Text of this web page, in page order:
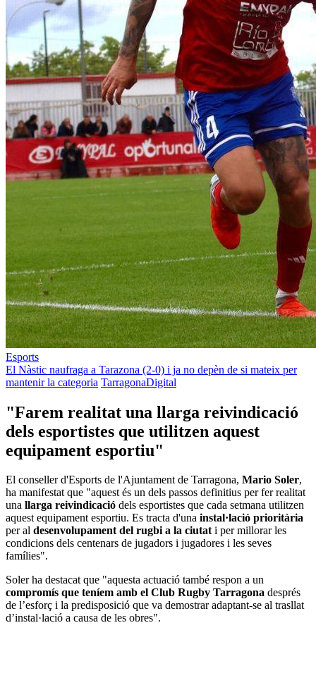
Esports
El Nàstic naufraga a Tarazona (2-0) i ja no depèn de si mateix per
mantenir la categoria TarragonaDigital
"Farem realitat una llarga reivindicació
dels esportistes que utilitzen aquest
equipament esportiu"
El conseller d'Esports de l'Ajuntament de Tarragona, Mario Soler,
ha manifestat que "aquest és un dels passos definitius per fer realitat
una llarga reivindicació dels esportistes que cada setmana utilitzen
aquest equipament esportiu. Es tracta d'una instal·lació prioritària
per al desenvolupament del rugbi a la ciutati per millorar les
condicions dels centenars de jugadors i jugadores i les seves
famílies".
Soler ha destacat que "aquesta actuació també respon a un
compromís que teníem amb el Club Rugby Tarragona després
de l’esforç i la predisposició que va demostrar adaptant-se al trasllat
d’instal·lació a causa de les obres".